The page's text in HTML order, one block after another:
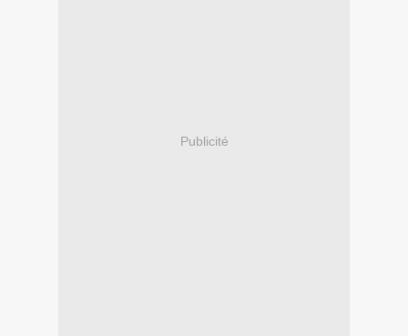
Publicité